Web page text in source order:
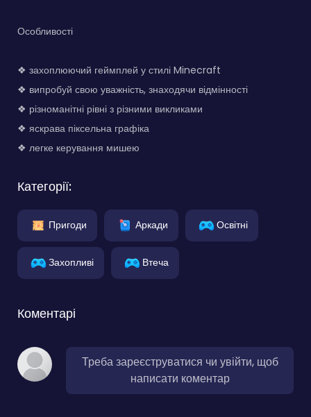
Особливості
❖ захоплюючий геймплей у стилі Minecraft
❖ випробуй свою уважність, знаходячи відмінності
❖ різноманітні рівні з різними викликами
❖ яскрава піксельна графіка
❖ легке керування мишею
Категорії:
Пригоди Аркади Освітні
Захопливі Втеча
Коментарі
Треба зареєструватися чи увійти, щоб
написати коментар